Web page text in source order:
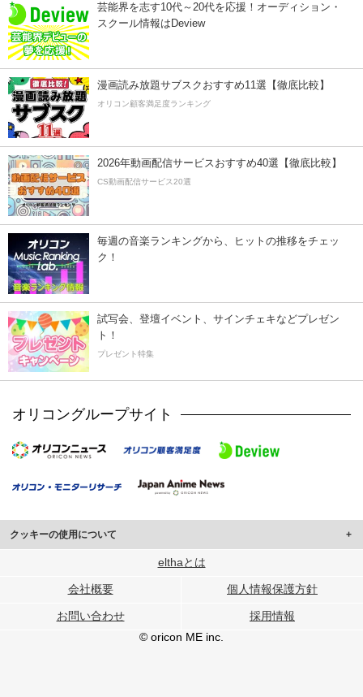
芸能界を志す10代～20代を応援！オーディション・
スクール情報はDeview
漫画読み放題サブスクおすすめ11選【徹底比較】
オリコン顧客満足度ランキング
2026年動画配信サービスおすすめ40選【徹底比較】
CS動画配信サービス20選
毎週の音楽ランキングから、ヒットの推移をチェッ
ク！
試写会、登壇イベント、サインチェキなどプレゼン
ト！
プレゼント特集
オリコングループサイト
クッキーの使用について
このサイトでは Cookie を使用して、ユーザーに合わせたコンテンツや広告の
行っています。
メディアや広告配信、データ解析の各パートナーに提供しています。
各パートナーは、この情報とユーザーが各パートナーに提供した他の情報や、
ユーザーが各パートナーのサービスを使用したときに収集した他の情報を組み
elthaとは
会社概要 個人情報保護方針
お問い合わせ
採用情報
© oricon ME inc.